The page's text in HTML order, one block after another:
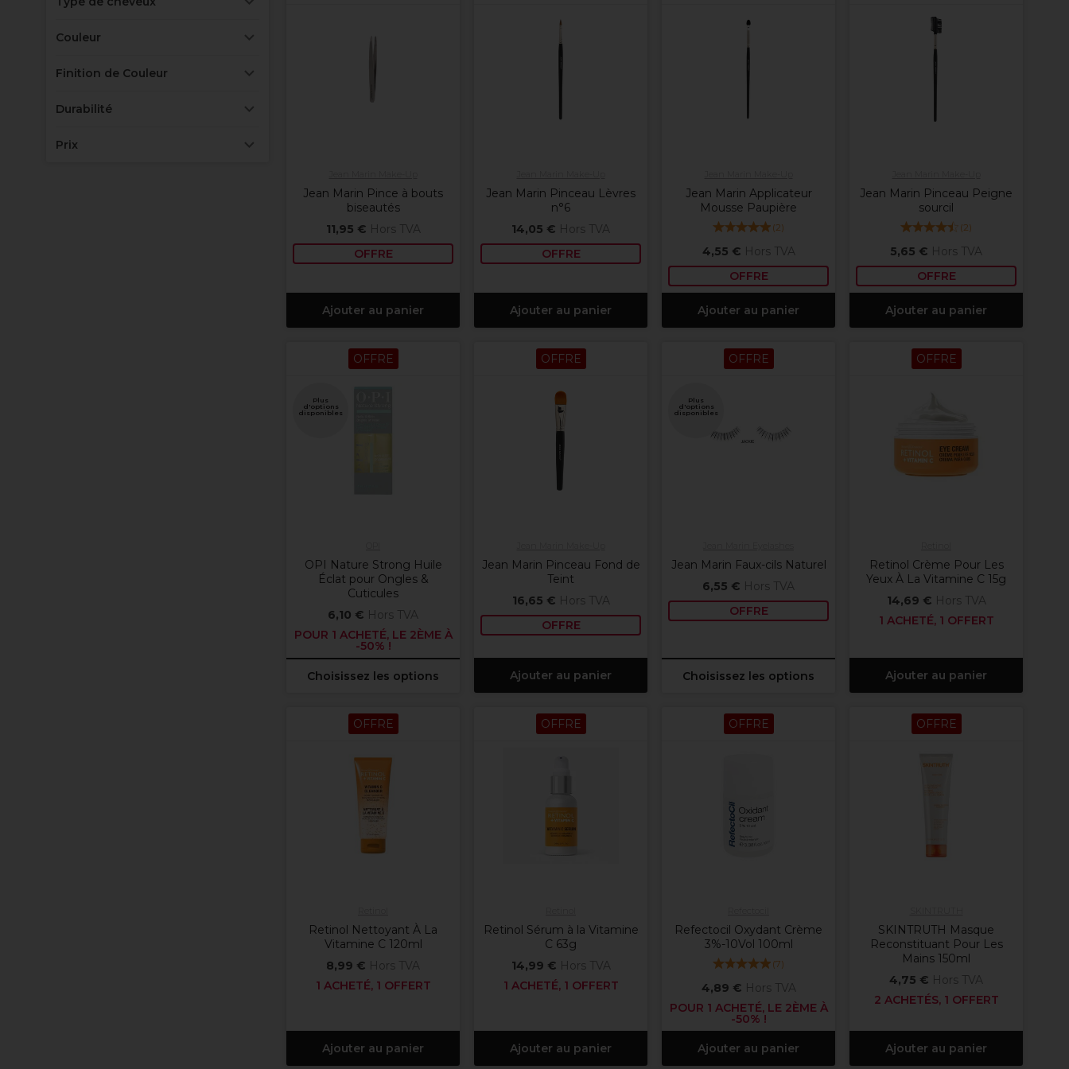
Couleur
Finition de Couleur
Durabilité
Prix
Jean Marin Pince à bouts
biseautés
11,95 € Hors TVA
OFFRE
Ajouter au panier
Jean Marin Pinceau Lèvres
n°6
14,05 € Hors TVA
OFFRE
Ajouter au panier
Jean Marin Applicateur
Mousse Paupière
(2)
4,55 € Hors TVA
OFFRE
Ajouter au panier
Jean Marin Pinceau Peigne
sourcil
(2)
5,65 € Hors TVA
OFFRE
Ajouter au panier
OFFRE
Plus
d'options
disponibles
OPI Nature Strong Huile
Éclat pour Ongles &
Cuticules
6,10 € Hors TVA
POUR 1 ACHETÉ, LE 2ÈME À
-50% !
Choisissez les options
OFFRE
Jean Marin Pinceau Fond de
Teint
16,65 € Hors TVA
OFFRE
Ajouter au panier
OFFRE
Plus
d'options
disponibles
Jean Marin Faux-cils Naturel
6,55 € Hors TVA
OFFRE
Choisissez les options
OFFRE
Retinol Crème Pour Les
Yeux À La Vitamine C 15g
14,69 € Hors TVA
1 ACHETÉ, 1 OFFERT
Ajouter au panier
OFFRE
Retinol Nettoyant À La
Vitamine C 120ml
8,99 € Hors TVA
1 ACHETÉ, 1 OFFERT
Ajouter au panier
OFFRE
Retinol Sérum à la Vitamine
C 63g
14,99 € Hors TVA
1 ACHETÉ, 1 OFFERT
Ajouter au panier
OFFRE
Refectocil Oxydant Crème
3%-10Vol 100ml
(7)
4,89 € Hors TVA
POUR 1 ACHETÉ, LE 2ÈME À
-50% !
Ajouter au panier
OFFRE
SKINTRUTH Masque
Reconstituant Pour Les
Mains 150ml
4,75 € Hors TVA
2 ACHETÉS, 1 OFFERT
Ajouter au panier